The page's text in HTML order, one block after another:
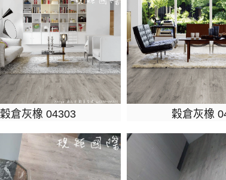
穀倉灰橡 04303 穀倉灰橡